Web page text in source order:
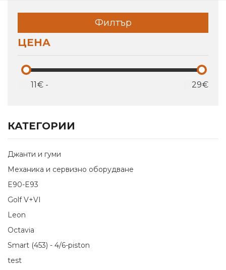
Филтър
ЦЕНА
€ - €
КАТЕГОРИИ
Джанти и гуми
Механика и сервизно оборудване
E90-E93
Golf V+VI
Leon
Octavia
Smart (453) - 4/6-piston
test